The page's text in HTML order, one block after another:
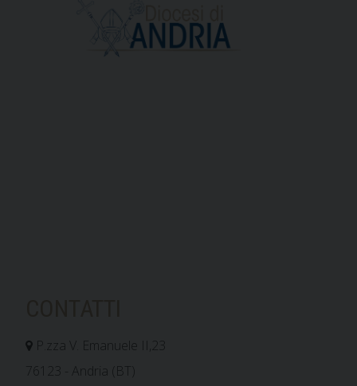
P.zza V. Emanuele II,23
76123 - Andria (BT)